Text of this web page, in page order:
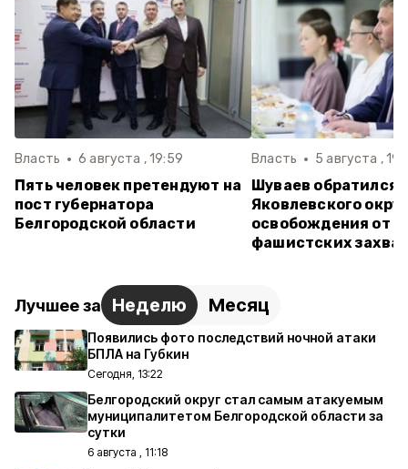
Власть 6 августа , 19:59
Пять человек претендуют на
пост губернатора
Белгородской области
Власть 5 августа ,
Шуваев обратился
Яковлевского
освобождения от
фашистских
Лучшее за Неделю Месяц
Появились фото последствий ночной атаки
БПЛА на Губкин
Сегодня, 13:22
Белгородский округ стал самым атакуемым
муниципалитетом Белгородской области за
сутки
6 августа , 11:18